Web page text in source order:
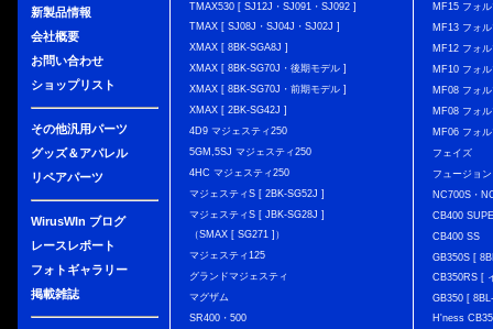
新製品情報
会社概要
お問い合わせ
ショップリスト
その他汎用パーツ
グッズ＆アパレル
リペアパーツ
WirusWIn ブログ
レースレポート
フォトギャラリー
掲載雑誌
TMAX530 [ SJ12J・SJ091・SJ092 ]
TMAX [ SJ08J・SJ04J・SJ02J ]
XMAX [ 8BK-SGA8J ]
XMAX [ 8BK-SG70J・後期モデル ]
XMAX [ 8BK-SG70J・前期モデル ]
XMAX [ 2BK-SG42J ]
4D9 マジェスティ250
5GM,5SJ マジェスティ250
4HC マジェスティ250
マジェスティS [ 2BK-SG52J ]
マジェスティS [ JBK-SG28J ]
（SMAX [ SG271 ]）
マジェスティ125
グランドマジェスティ
マグザム
SR400・500
MF15 フォ
MF13 フォ
MF12 フォ
MF10 フォ
MF08 フォ
MF08 フォ
MF06 フォ
フェイズ
フュージョン
NC700S・
CB400
CB400 SS
GB350S [
CB350RS [
GB350 [
H'ness